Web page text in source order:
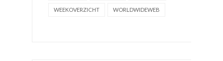
WEEKOVERZICHT WORLDWIDEWEB